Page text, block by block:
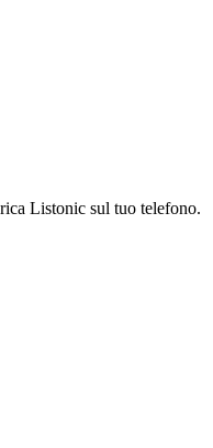
Listonic sul tuo telefono.